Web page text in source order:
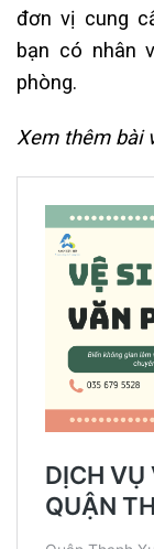
đơn vị cung
bạn có nhân
phòng.
Xem thêm bài